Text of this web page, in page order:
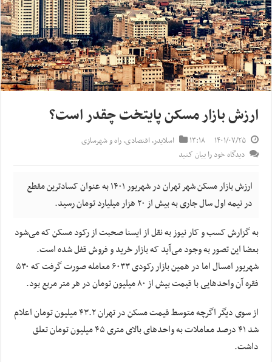
ارزش بازار مسکن پایتخت چقدر است؟
۱۴۰۱/۰۷/۲۵ ۱۳:۱۸ اسلایدر,اقتصادی,راه و شهرسازی
دیدگاه خود را بیان کنید
ارزش بازار مسکن شهر تهران در شهریور ۱۴۰۱ به عنوان کسادترین مقطع
در نیمه اول سال جاری به بیش از ۲۰ هزار میلیارد تومان رسید.
به گزارش کسب و کار نیوز به نقل از ایسنا صحبت از رکود مسکن که می‌شود
بعضا این تصور به وجود می‌آید که بازار خرید و فروش قفل شده است.
شهریور امسال اما در همین بازار رکودی ۶۰۳۳ معامله صورت گرفت که ۵۳۰
فقره آن واحدهایی با قیمت بیش از ۸۰ میلیون تومان در هر متر مربع بود.
از سوی دیگر اگرچه متوسط قیمت مسکن در تهران ۴۳.۲ میلیون تومان اعلام
شد ۴۱ درصد معاملات به واحدهای بالای متری ۴۵ میلیون تومان تعلق
داشت.